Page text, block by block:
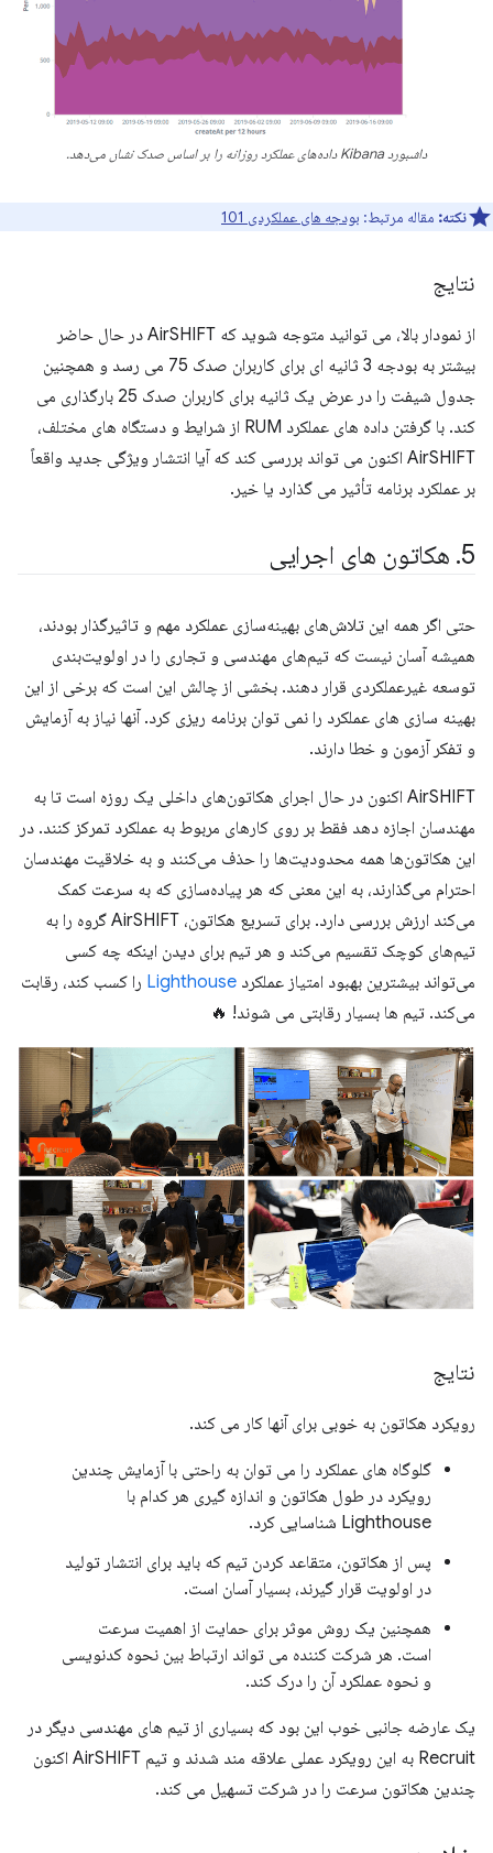
داشبورد Kibana داده‌های عملکرد روزانه را بر اساس صدک نشان می‌دهد.
نکته: مقاله مرتبط: بودجه های عملکردی 101
نتایج
از نمودار بالا، می توانید متوجه شوید که AirSHIFT در حال حاضر
بیشتر به بودجه 3 ثانیه ای برای کاربران صدک 75 می رسد و همچنین
جدول شیفت را در عرض یک ثانیه برای کاربران صدک 25 بارگذاری می
کند. با گرفتن داده های عملکرد RUM از شرایط و دستگاه های مختلف،
AirSHIFT اکنون می تواند بررسی کند که آیا انتشار ویژگی جدید واقعاً
بر عملکرد برنامه تأثیر می گذارد یا خیر.
5
. هکاتون های اجرایی
حتی اگر همه این تلاش‌های بهینه‌سازی عملکرد مهم و تاثیرگذار بودند،
همیشه آسان نیست که تیم‌های مهندسی و تجاری را در اولویت‌بندی
توسعه غیرعملکردی قرار دهند. بخشی از چالش این است که برخی از این
بهینه سازی های عملکرد را نمی توان برنامه ریزی کرد. آنها نیاز به آزمایش
و تفکر آزمون و خطا دارند.
AirSHIFT اکنون در حال اجرای هکاتون‌های داخلی یک روزه است تا به
مهندسان اجازه دهد فقط بر روی کارهای مربوط به عملکرد تمرکز کنند. در
این هکاتون‌ها همه محدودیت‌ها را حذف می‌کنند و به خلاقیت مهندسان
احترام می‌گذارند، به این معنی که هر پیاده‌سازی که به سرعت کمک
می‌کند ارزش بررسی دارد. برای تسریع هکاتون، AirSHIFT گروه را به
تیم‌های کوچک تقسیم می‌کند و هر تیم برای دیدن اینکه چه کسی
می‌تواند بیشترین بهبود امتیاز عملکرد Lighthouse را کسب کند، رقابت
می‌کند. تیم ها بسیار رقابتی می شوند! 🔥
نتایج
رویکرد هکاتون به خوبی برای آنها کار می کند.
گلوگاه های عملکرد را می توان به راحتی با آزمایش چندین
رویکرد در طول هکاتون و اندازه گیری هر کدام با
Lighthouse شناسایی کرد.
پس از هکاتون، متقاعد کردن تیم که باید برای انتشار تولید
در اولویت قرار گیرند، بسیار آسان است.
همچنین یک روش موثر برای حمایت از اهمیت سرعت
است. هر شرکت کننده می تواند ارتباط بین نحوه کدنویسی
و نحوه عملکرد آن را درک کند.
یک عارضه جانبی خوب این بود که بسیاری از تیم های مهندسی دیگر در
Recruit به این رویکرد عملی علاقه مند شدند و تیم AirSHIFT اکنون
چندین هکاتون سرعت را در شرکت تسهیل می کند.